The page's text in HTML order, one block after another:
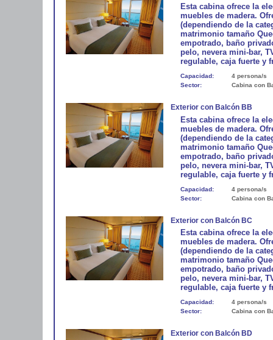
Esta cabina ofrece la
muebles de madera.
(dependiendo de la
matrimonio tamaño
empotrado, baño
pelo, nevera mini-bar,
regulable, caja fuerte y
Capacidad:
4 persona/s
Sector:
Cabina con
Exterior con Balcón BB
Esta cabina ofrece la
muebles de madera.
(dependiendo de la
matrimonio tamaño
empotrado, baño
pelo, nevera mini-bar,
regulable, caja fuerte y
Capacidad:
4 persona/s
Sector:
Cabina con
Exterior con Balcón BC
Esta cabina ofrece la
muebles de madera.
(dependiendo de la
matrimonio tamaño
empotrado, baño
pelo, nevera mini-bar,
regulable, caja fuerte y
Capacidad:
4 persona/s
Sector:
Cabina con
Exterior con Balcón BD